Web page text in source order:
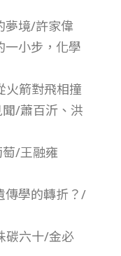
夢境/許家偉
一小步，化學
箭對飛相撞
/蕭百沂、洪
/王融雍
傳學的轉折？/
碳六十/金必